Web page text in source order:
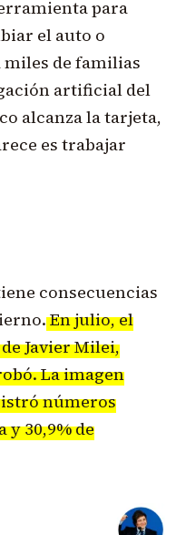
para
el auto o
de familias
artificial del
alcanza la tarjeta,
es trabajar
consecuencias
En julio, el
Javier Milei,
La imagen
números
y 30,9% de